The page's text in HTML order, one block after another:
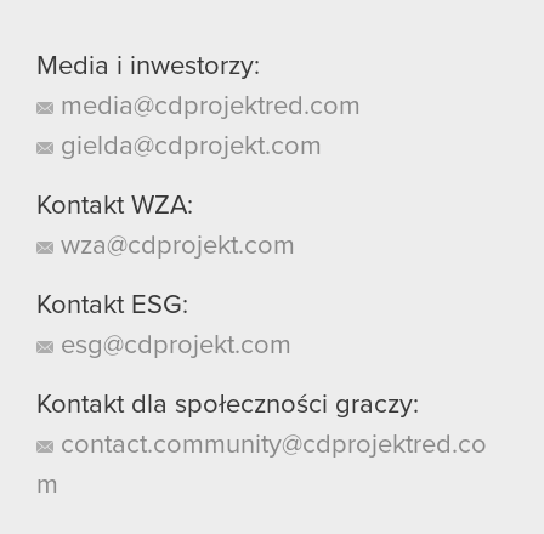
Media i inwestorzy:
media@cdprojektred.com
gielda@cdprojekt.com
Kontakt WZA:
wza@cdprojekt.com
Kontakt ESG:
esg@cdprojekt.com
Kontakt dla społeczności graczy:
contact.community@cdprojektred.co
m